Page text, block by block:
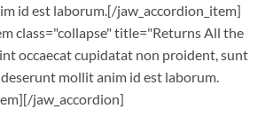
id est laborum.[/jaw_accordion_item]
class="collapse" title="Returns All the
occaecat cupidatat non proident, sunt
mollit anim id est laborum.
jaw_accordion]